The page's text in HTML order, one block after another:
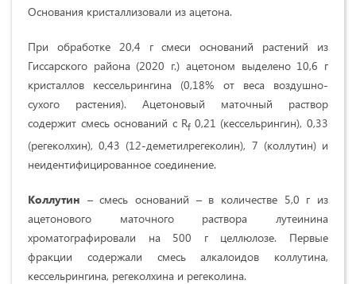
Основания кристаллизовали из ацетона.
При обработке 20,4 г смеси оснований растений из
Гиссарского района (2020 г.) ацетоном выделено 10,6 г
кристаллов кессельрингина (0,18% от веса воздушно-
сухого растения). Ацетоновый маточный раствор
содержит смесь оснований с Rf 0,21 (кессельрингин), 0,33
(регеколхин), 0,43 (12-деметилрегеколин), 7 (коллутин) и
неидентифицированное соединение.
Коллутин – смесь оснований – в количестве 5,0 г из
ацетонового маточного раствора лутеинина
хроматографировали на 500 г целлюлозе. Первые
фракции содержали смесь алкалоидов коллутина,
кессельрингина, регеколхина и регеколина.